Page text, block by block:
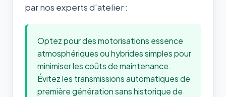
par nos experts d'atelier :
Optez pour des motorisations essence
atmosphériques ou hybrides simples pour
minimiser les coûts de maintenance.
Évitez les transmissions automatiques de
première génération sans historique de